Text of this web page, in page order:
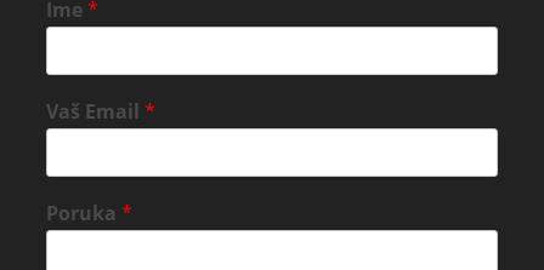
Ime*
Vaš Email*
Poruka*